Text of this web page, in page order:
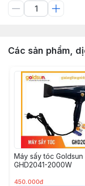
Các sản phẩm,
Máy sấy tóc Goldsun
GHD2041-2000W
450.000đ